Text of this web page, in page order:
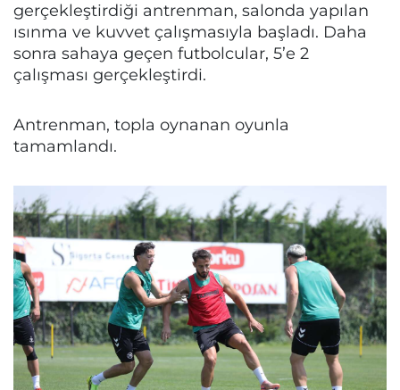
gerçekleştirdiği antrenman, salonda yapılan
ısınma ve kuvvet çalışmasıyla başladı. Daha
sonra sahaya geçen futbolcular, 5’e 2
çalışması gerçekleştirdi.
Antrenman, topla oynanan oyunla
tamamlandı.